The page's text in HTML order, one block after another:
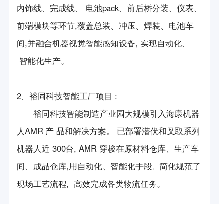
内饰线、完成线、 电池pack、前后桥分装、仪表、
前端模块等环节,覆盖总装、冲压、焊装、电池车
间,并融合机器视觉智能感知设备, 实现自动化、
智能化生产。
2、裕同科技智能工厂项目 :
裕同科技智能制造产业园大规模引入海康机器
人AMR 产 品和解决方案。 已部署潜伏和叉取系列
机器人近 300台, AMR 穿梭在原材料仓库、生产车
间、成品仓库,用自动化、智能化手段, 简化规范了
现场工艺流程, 高效完成各类物流任务。